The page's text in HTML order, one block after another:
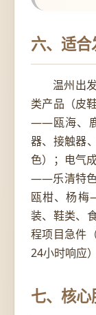
六、适
温州出
类产品（皮
——瓯海、
器、接触器
色）；电气
——乐清特色
瓯柑、杨
装、鞋类、
程项目急件
24小时响应）
七、核心